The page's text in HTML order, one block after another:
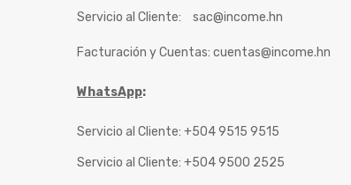
Servicio al Cliente: sac@income.hn
Facturación y Cuentas: cuentas@income.hn
WhatsApp:
Servicio al Cliente: +504 9515 9515
Servicio al Cliente: +504 9500 2525